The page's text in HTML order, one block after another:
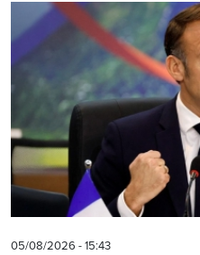
05/08/2026 - 15:43